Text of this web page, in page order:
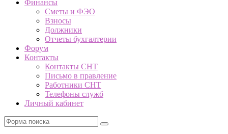
Финансы
Сметы и ФЭО
Взносы
Должники
Отчеты бухгалтерии
Форум
Контакты
Контакты СНТ
Письмо в правление
Работники СНТ
Телефоны служб
Личный кабинет
Поиск